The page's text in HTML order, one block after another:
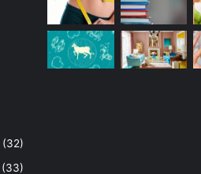
(32)
(33)